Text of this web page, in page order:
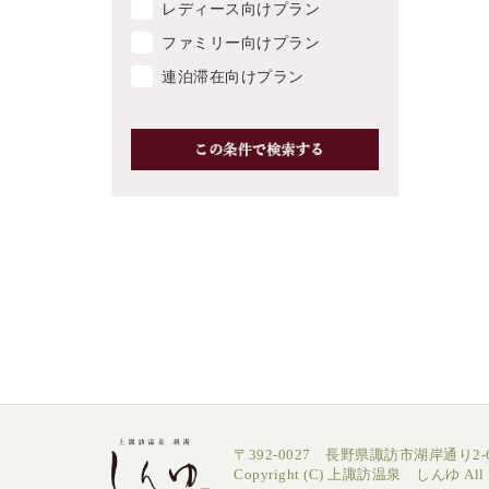
レディース向けプラン
ファミリー向けプラン
連泊滞在向けプラン
〒392-0027 長野県諏訪市湖岸通り2-
Copyright (C) 上諏訪温泉 しんゆ All